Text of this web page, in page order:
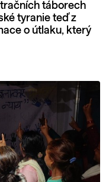
táborech
tyranie teď z
o útlaku, který